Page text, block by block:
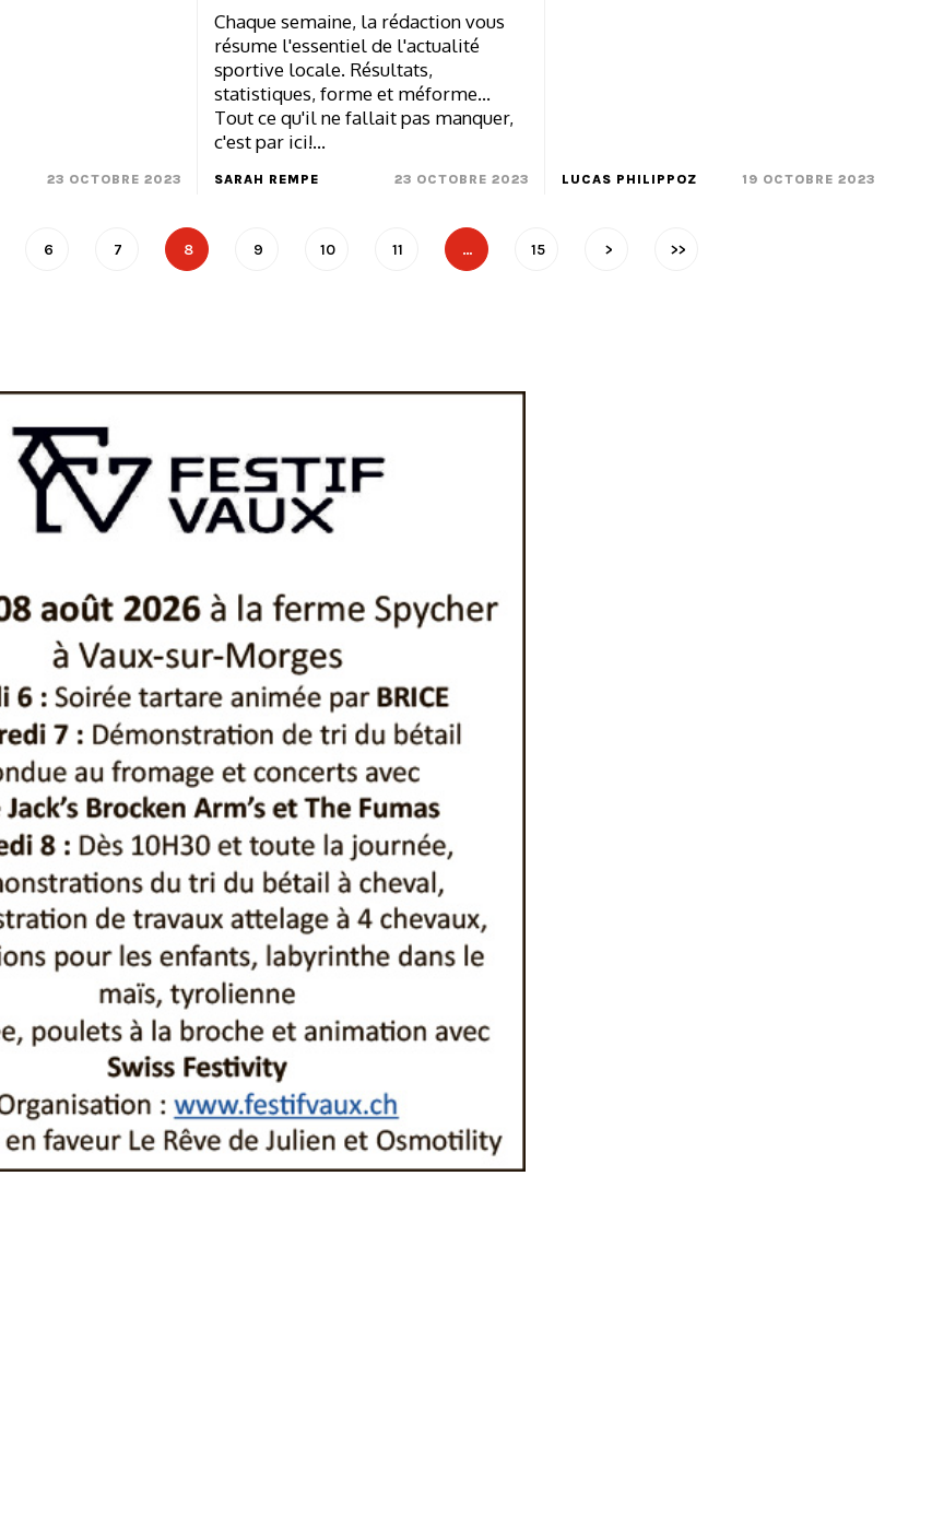
23 OCTOBRE 2023
Chaque semaine, la rédaction vous
résume l'essentiel de l'actualité
sportive locale. Résultats,
statistiques, forme et méforme...
Tout ce qu'il ne fallait pas manquer,
c'est par ici!…
SARAH REMPE 23 OCTOBRE 2023 LUCAS PHILIPPOZ 19 OCTOBRE 2023
6 7 8 9 10 11 … 15 > >>